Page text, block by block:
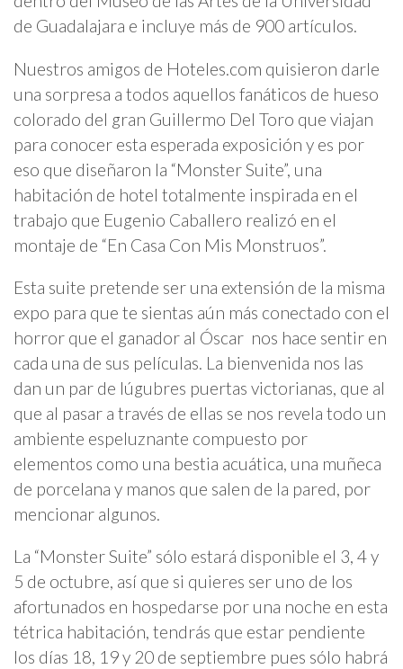
de Guadalajara e incluye más de 900 artículos.
Nuestros amigos de Hoteles.com quisieron darle
una sorpresa a todos aquellos fanáticos de hueso
colorado del gran Guillermo Del Toro que viajan
para conocer esta esperada exposición y es por
eso que diseñaron la “Monster Suite”, una
habitación de hotel totalmente inspirada en el
trabajo que Eugenio Caballero realizó en el
montaje de “En Casa Con Mis Monstruos”.
Esta suite pretende ser una extensión de la misma
expo para que te sientas aún más conectado con el
horror que el ganador al Óscar nos hace sentir en
cada una de sus películas. La bienvenida nos las
dan un par de lúgubres puertas victorianas, que al
que al pasar a través de ellas se nos revela todo un
ambiente espeluznante compuesto por
elementos como una bestia acuática, una muñeca
de porcelana y manos que salen de la pared, por
mencionar algunos.
La “Monster Suite” sólo estará disponible el 3, 4 y
5 de octubre, así que si quieres ser uno de los
afortunados en hospedarse por una noche en esta
tétrica habitación, tendrás que estar pendiente
los días 18, 19 y 20 de septiembre pues sólo habrá